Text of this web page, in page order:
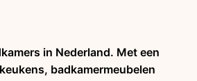
in Nederland. Met een
badkamermeubelen